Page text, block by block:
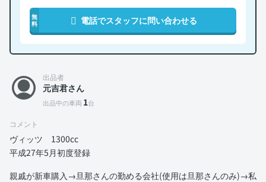
無
料
電話でスタッフに問い合わせる
出品者
元吉君さん
出品中の車両 1台
コメント
ヴィッツ 1300cc
平成27年5月初度登録
親戚が新車購入→旦那さんの勤める会社(使用は旦那さんのみ)→私